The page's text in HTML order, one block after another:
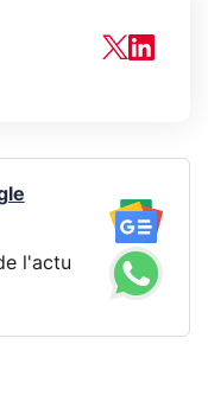
l'actu